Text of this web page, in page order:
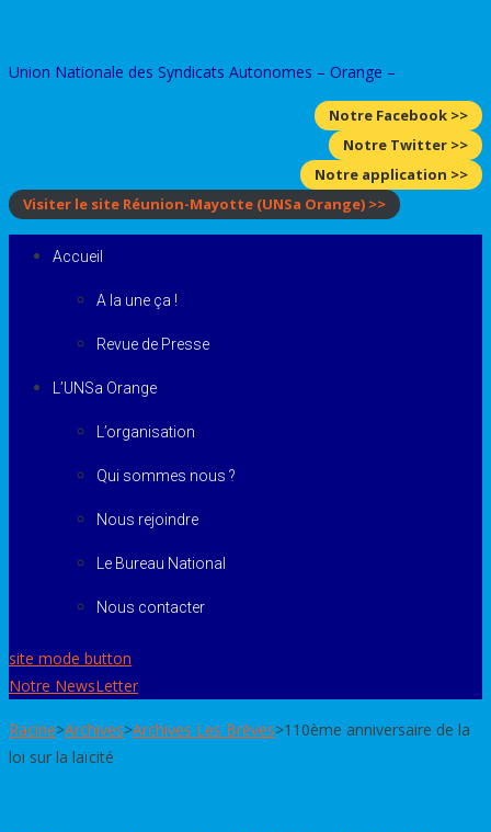
content
Union Nationale des Syndicats Autonomes – Orange –
Notre Facebook >>
Notre Twitter >>
Notre application >>
Visiter le site Réunion-Mayotte (UNSa Orange) >>
Accueil
A la une ça !
Revue de Presse
L’UNSa Orange
L’organisation
Qui sommes nous ?
Nous rejoindre
Le Bureau National
Nous contacter
site mode button
Notre NewsLetter
Racine>Archives>Archives Les Brèves>110ème anniversaire de la
loi sur la laïcité